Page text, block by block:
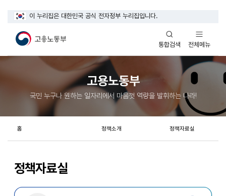
이 누리집은 대한민국 공식 전자정부 누리집입니다.
통합검색
열기
전체메뉴
열기
고용노동부
국민 누구나 원하는 일자리에서 마음껏 역량을 발휘하는 나라!
정책자료실
홈 정책소개 정책자료실